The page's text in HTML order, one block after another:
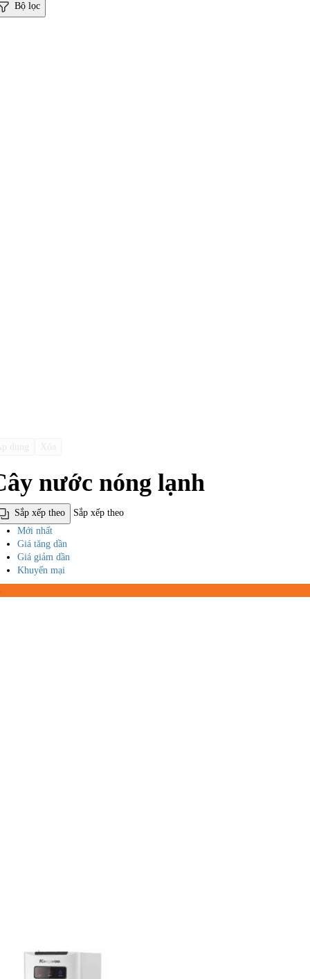
Bộ lọc
nước nóng lạnh
Sắp xếp theo
Sắp xếp theo
Mới nhất
Giá tăng dần
Giá giảm dần
Khuyến mại